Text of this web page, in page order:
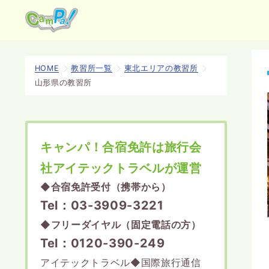
HOME 教習所一覧
東北エリアの教習所
山形県の教習所
キャンパ！合宿免許は旅行会
社アイテックトラベルが運営
◆合宿免許受付（携帯から）
Tel：03-3909-3221
◆フリーダイヤル（固定電話の方）
Tel：0120-390-249
アイテックトラベル◆国際旅行通信